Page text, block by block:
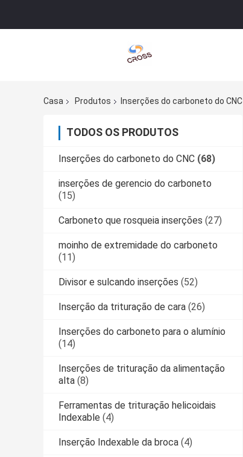
Casa Produtos Inserções do carboneto do CNC
TODOS OS PRODUTOS
Inserções do carboneto do CNC (68)
inserções de gerencio do carboneto
(15)
Carboneto que rosqueia inserções (27)
moinho de extremidade do carboneto
(11)
Divisor e sulcando inserções (52)
Inserção da trituração de cara (26)
Inserções do carboneto para o alumínio
(14)
Inserções de trituração da alimentação
alta (8)
Ferramentas de trituração helicoidais
Indexable (4)
Inserção Indexable da broca (4)